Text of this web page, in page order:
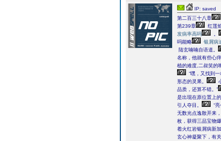
IP: saved
第二百三十八章
第239章
红莲
发病率高吗
吗能略
银屑病
陆玄喃喃自语道。
名称，他就有些心
植的难度,二叔笑的
“嘿，又找到一
形态的灵果。
品质，还算不错。”
是出现在原位置上
引人夺目。
“
无数光点逸散开来
枚，获得三品宝物
着火红岩银屑病新
玄心神凝聚下，有